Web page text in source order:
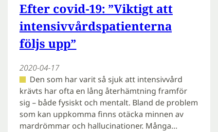
Efter covid-19: ”Viktigt att
intensivvårdspatienterna
följs upp”
2020-04-17
Den som har varit så sjuk att intensivvård
krävts har ofta en lång återhämtning framför
sig – både fysiskt och mentalt. Bland de problem
som kan uppkomma finns otäcka minnen av
mardrömmar och hallucinationer. Många…